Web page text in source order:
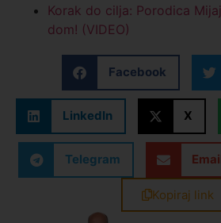
Korak do cilja: Porodica
dom! (VIDEO)
Facebook
LinkedIn X
Telegram
Kopiraj link